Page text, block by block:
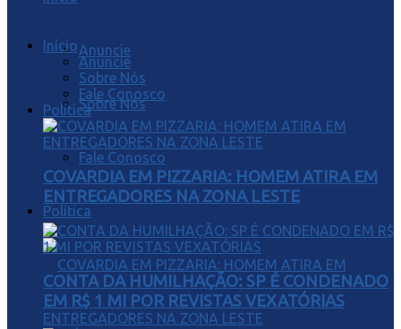
Anuncie
Sobre Nós
Fale Conosco
Política
Início
Anuncie
Sobre Nós
Fale Conosco
Política
COVARDIA EM PIZZARIA: HOMEM ATIRA EM
ENTREGADORES NA ZONA LESTE
CONTA DA HUMILHAÇÃO: SP É CONDENADO
EM R$ 1 MI POR REVISTAS VEXATÓRIAS